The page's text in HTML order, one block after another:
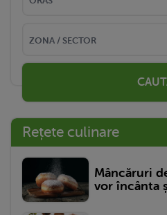
Rețete culinare
Mâncăruri
vor încânta